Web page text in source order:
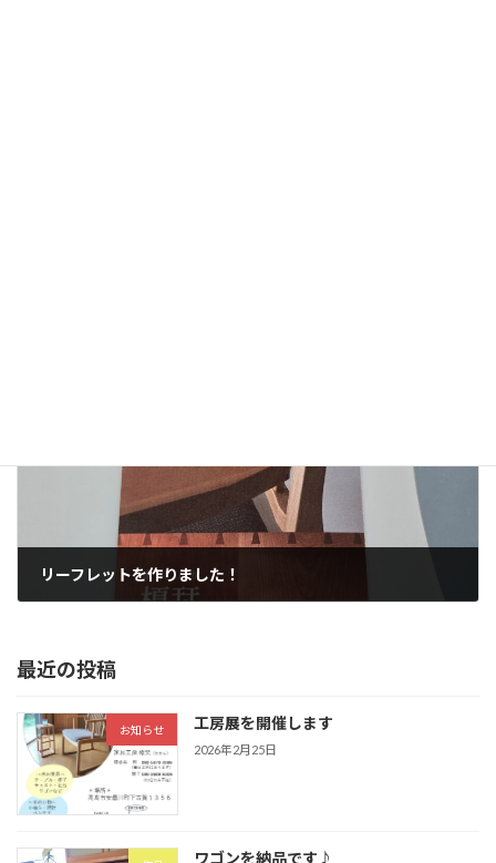
リーフレットを作りました！
最近の投稿
お知らせ 工房展を開催します
2026年2月25日
ワゴンを納品です♪